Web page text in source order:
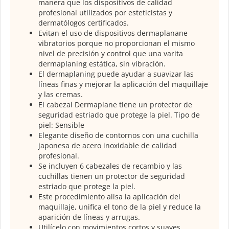
manera que los dispositivos de calidad
profesional utilizados por esteticistas y
dermatólogos certificados.
Evitan el uso de dispositivos dermaplanane
vibratorios porque no proporcionan el mismo
nivel de precisión y control que una varita
dermaplaning estática, sin vibración.
El dermaplaning puede ayudar a suavizar las
líneas finas y mejorar la aplicación del maquillaje
y las cremas.
El cabezal Dermaplane tiene un protector de
seguridad estriado que protege la piel. Tipo de
piel: Sensible
Elegante diseño de contornos con una cuchilla
japonesa de acero inoxidable de calidad
profesional.
Se incluyen 6 cabezales de recambio y las
cuchillas tienen un protector de seguridad
estriado que protege la piel.
Este procedimiento alisa la aplicación del
maquillaje, unifica el tono de la piel y reduce la
aparición de líneas y arrugas.